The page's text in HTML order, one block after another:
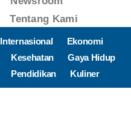
Tentang Kami
Internasional
Ekonomi
Kesehatan
Gaya Hidup
Pendidikan Kuliner